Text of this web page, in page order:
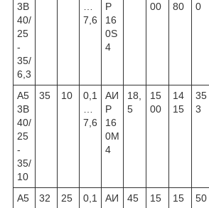
3В
40/
25
-
35/
6,3
…
7,6
Р
16
0S
4
00
80
0
А5
3В
40/
25
-
35/
10
35 10
0,1
…
7,6
АИ
Р
16
0М
4
18,
5
15
00
14
15
35
3
А5
32 25
0,1
АИ
45
15
15
50